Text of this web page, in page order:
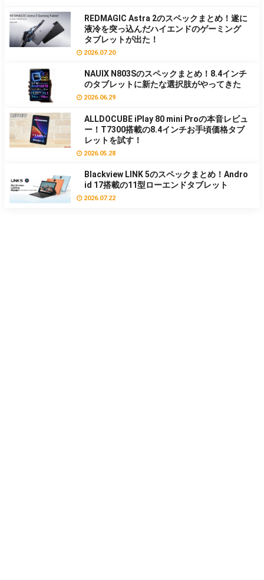
REDMAGIC Astra 2のスペックまとめ！遂に
液冷を突っ込んだハイエンドのゲーミング
タブレットが出た！
2026.07.20
NAUIX N803Sのスペックまとめ！8.4インチ
のタブレットに新たな選択肢がやってきた
2026.06.29
ALLDOCUBE iPlay 80 mini Proの本音レビュ
ー！T7300搭載の8.4インチお手頃価格タブ
レットを試す！
2026.05.28
Blackview LINK 5のスペックまとめ！Andro
id 17搭載の11型ローエンドタブレット
2026.07.22